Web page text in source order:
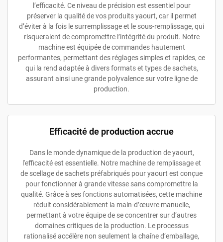
l’efficacité. Ce niveau de précision est essentiel pour
préserver la qualité de vos produits yaourt, car il permet
d’éviter à la fois le surremplissage et le sous-remplissage, qui
risqueraient de compromettre l’intégrité du produit. Notre
machine est équipée de commandes hautement
performantes, permettant des réglages simples et rapides, ce
qui la rend adaptée à divers formats et types de sachets,
assurant ainsi une grande polyvalence sur votre ligne de
production.
Efficacité de production accrue
Dans le monde dynamique de la production de yaourt,
l'efficacité est essentielle. Notre machine de remplissage et
de scellage de sachets préfabriqués pour yaourt est conçue
pour fonctionner à grande vitesse sans compromettre la
qualité. Grâce à ses fonctions automatisées, cette machine
réduit considérablement la main-d’œuvre manuelle,
permettant à votre équipe de se concentrer sur d’autres
domaines critiques de la production. Le processus
rationalisé accélère non seulement la chaîne d’emballage,